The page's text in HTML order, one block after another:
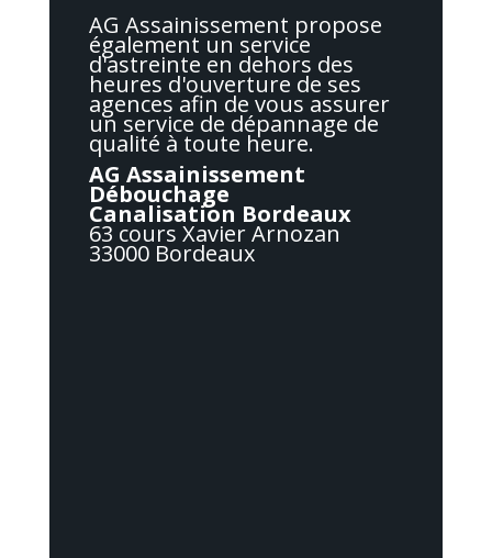
AG Assainissement propose
également un service
d'astreinte en dehors des
heures d'ouverture de ses
agences afin de vous assurer
un service de dépannage de
qualité à toute heure.
AG Assainissement
Débouchage
Canalisation Bordeaux
63 cours Xavier Arnozan
33000 Bordeaux